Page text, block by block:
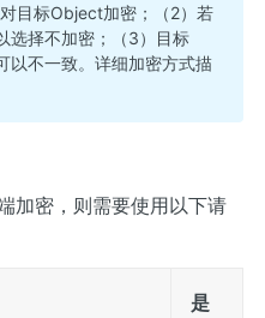
目标Object加密；（2）若
选择不加密；（3）目标
不一致。详细加密方式描
加密，则需要使用以下请
是